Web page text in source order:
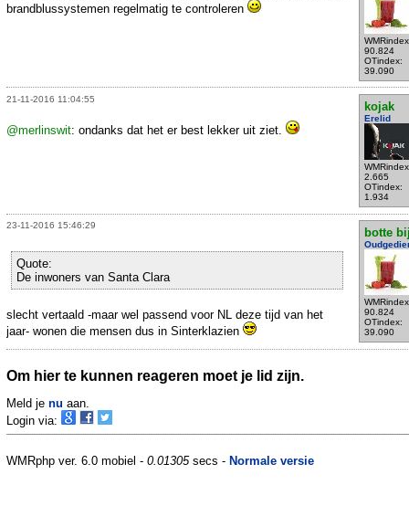
90.824
OTindex:
39.090
brandblussystemen regelmatig te controleren
21-11-2016 11:04:55
kojak
Erelid
2.665
OTindex:
1.934
@merlinswit: ondanks dat het er best lekker uit ziet.
23-11-2016 15:46:29
botte
90.824
OTindex:
39.090
Quote:
De inwoners van Santa Clara
slecht vertaald -maar wel passend voor NL deze tijd van het
jaar- wonen die mensen dus in Sinterklazien
Om hier te kunnen reageren moet je lid zijn.
Meld je nu aan.
Login via:
WMRphp ver. 6.0 mobiel - 0.01305secs - Normale versie